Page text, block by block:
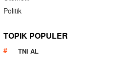
Politik
TOPIK POPULER
TNI AL